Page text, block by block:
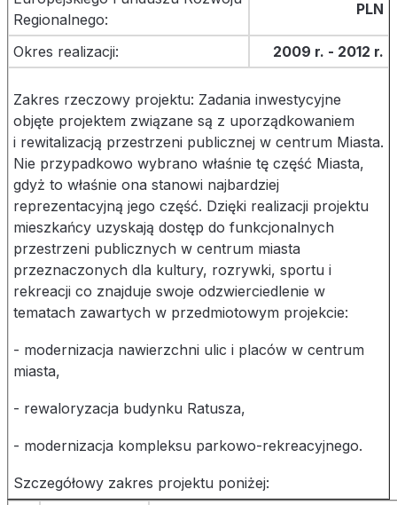
Regionalnego:
PLN
Okres realizacji: 2009 r. - 2012 r.
Zakres rzeczowy projektu: Zadania inwestycyjne
objęte projektem związane są z uporządkowaniem
i rewitalizacją przestrzeni publicznej w centrum Miasta.
Nie przypadkowo wybrano właśnie tę część Miasta,
gdyż to właśnie ona stanowi najbardziej
reprezentacyjną jego część. Dzięki realizacji projektu
mieszkańcy uzyskają dostęp do funkcjonalnych
przestrzeni publicznych w centrum miasta
przeznaczonych dla kultury, rozrywki, sportu i
rekreacji co znajduje swoje odzwierciedlenie w
tematach zawartych w przedmiotowym projekcie:
- modernizacja nawierzchni ulic i placów w centrum
miasta,
- rewaloryzacja budynku Ratusza,
- modernizacja kompleksu parkowo-rekreacyjnego.
Szczegółowy zakres projektu poniżej: